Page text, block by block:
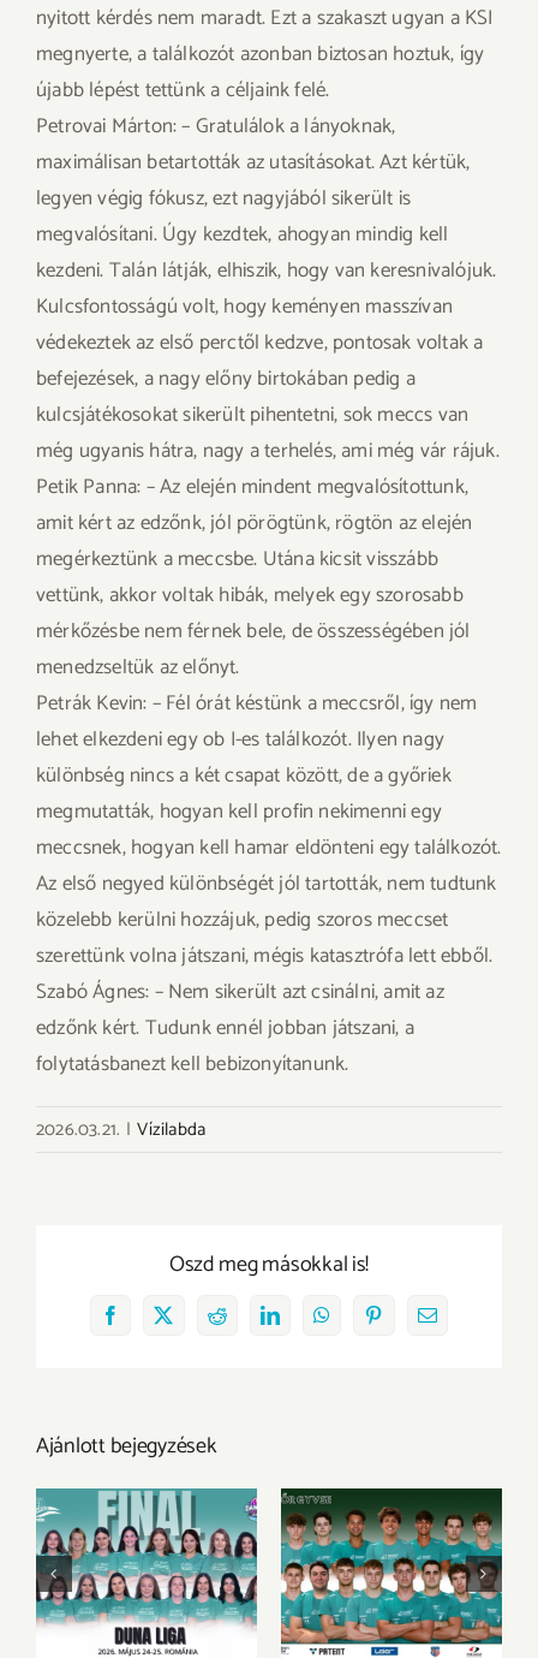
nyitott kérdés nem maradt. Ezt a szakaszt ugyan a KSI
megnyerte, a találkozót azonban biztosan hoztuk, így
újabb lépést tettünk a céljaink felé.
Petrovai Márton: – Gratulálok a lányoknak,
maximálisan betartották az utasításokat. Azt kértük,
legyen végig fókusz, ezt nagyjából sikerült is
megvalósítani. Úgy kezdtek, ahogyan mindig kell
kezdeni. Talán látják, elhiszik, hogy van keresnivalójuk.
Kulcsfontosságú volt, hogy keményen masszívan
védekeztek az első perctől kedzve, pontosak voltak a
befejezések, a nagy előny birtokában pedig a
kulcsjátékosokat sikerült pihentetni, sok meccs van
még ugyanis hátra, nagy a terhelés, ami még vár rájuk.
Petik Panna: – Az elején mindent megvalósítottunk,
amit kért az edzőnk, jól pörögtünk, rögtön az elején
megérkeztünk a meccsbe. Utána kicsit visszább
vettünk, akkor voltak hibák, melyek egy szorosabb
mérkőzésbe nem férnek bele, de összességében jól
menedzseltük az előnyt.
Petrák Kevin: – Fél órát késtünk a meccsről, így nem
lehet elkezdeni egy ob I-es találkozót. Ilyen nagy
különbség nincs a két csapat között, de a győriek
megmutatták, hogyan kell profin nekimenni egy
meccsnek, hogyan kell hamar eldönteni egy találkozót.
Az első negyed különbségét jól tartották, nem tudtunk
közelebb kerülni hozzájuk, pedig szoros meccset
szerettünk volna játszani, mégis katasztrófa lett ebből.
Szabó Ágnes: – Nem sikerült azt csinálni, amit az
edzőnk kért. Tudunk ennél jobban játszani, a
folytatásbanezt kell bebizonyítanunk.
2026.03.21. | Vízilabda
Oszd meg másokkal is!
Facebook
X RedditLinkedInWhatsAppPinterestEmail:
Ajánlott bejegyzések
Hibátlanok
maradtunk,
megnyertük a Duna
Ligát
A körülmények sem
velünk voltak